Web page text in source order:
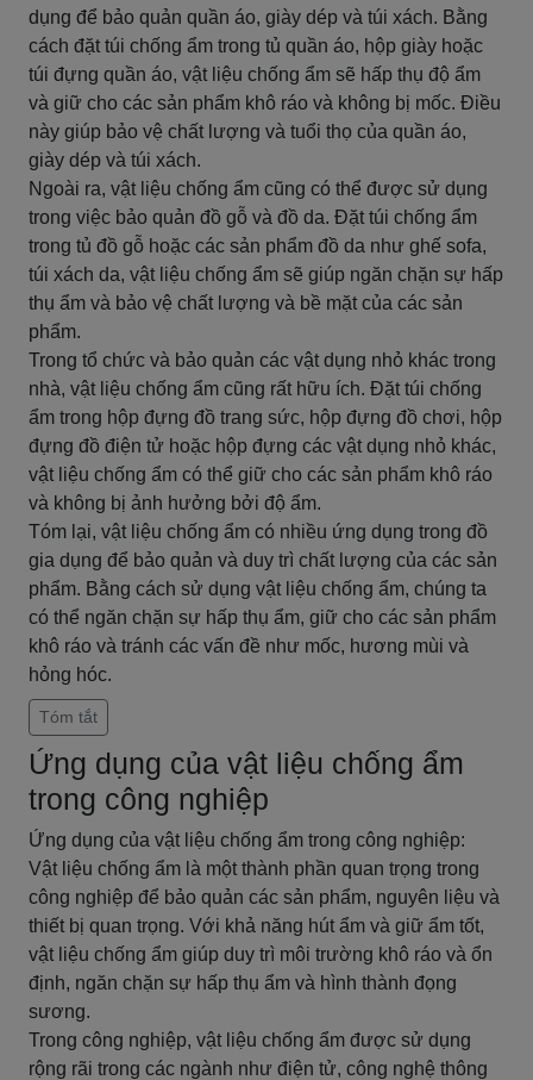
dụng để bảo quản quần áo, giày dép và túi xách. Bằng
cách đặt túi chống ẩm trong tủ quần áo, hộp giày hoặc
túi đựng quần áo, vật liệu chống ẩm sẽ hấp thụ độ ẩm
và giữ cho các sản phẩm khô ráo và không bị mốc. Điều
này giúp bảo vệ chất lượng và tuổi thọ của quần áo,
giày dép và túi xách.
Ngoài ra, vật liệu chống ẩm cũng có thể được sử dụng
trong việc bảo quản đồ gỗ và đồ da. Đặt túi chống ẩm
trong tủ đồ gỗ hoặc các sản phẩm đồ da như ghế sofa,
túi xách da, vật liệu chống ẩm sẽ giúp ngăn chặn sự hấp
thụ ẩm và bảo vệ chất lượng và bề mặt của các sản
phẩm.
Trong tổ chức và bảo quản các vật dụng nhỏ khác trong
nhà, vật liệu chống ẩm cũng rất hữu ích. Đặt túi chống
ẩm trong hộp đựng đồ trang sức, hộp đựng đồ chơi, hộp
đựng đồ điện tử hoặc hộp đựng các vật dụng nhỏ khác,
vật liệu chống ẩm có thể giữ cho các sản phẩm khô ráo
và không bị ảnh hưởng bởi độ ẩm.
Tóm lại, vật liệu chống ẩm có nhiều ứng dụng trong đồ
gia dụng để bảo quản và duy trì chất lượng của các sản
phẩm. Bằng cách sử dụng vật liệu chống ẩm, chúng ta
có thể ngăn chặn sự hấp thụ ẩm, giữ cho các sản phẩm
khô ráo và tránh các vấn đề như mốc, hương mùi và
hỏng hóc.
Tóm tắt
Ứng dụng của vật liệu chống ẩm
trong công nghiệp
Ứng dụng của vật liệu chống ẩm trong công nghiệp:
Vật liệu chống ẩm là một thành phần quan trọng trong
công nghiệp để bảo quản các sản phẩm, nguyên liệu và
thiết bị quan trọng. Với khả năng hút ẩm và giữ ẩm tốt,
vật liệu chống ẩm giúp duy trì môi trường khô ráo và ổn
định, ngăn chặn sự hấp thụ ẩm và hình thành đọng
sương.
Trong công nghiệp, vật liệu chống ẩm được sử dụng
rộng rãi trong các ngành như điện tử, công nghệ thông